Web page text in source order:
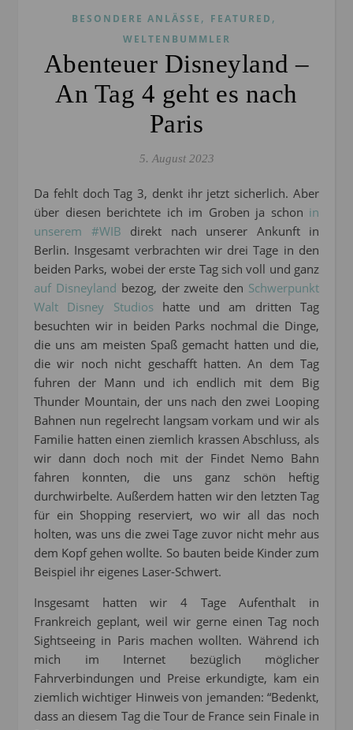
BESONDERE ANLÄSSE , FEATURED ,
WELTENBUMMLER
Abenteuer Disneyland –
An Tag 4 geht es nach
Paris
5. August 2023
Da fehlt doch Tag 3, denkt ihr jetzt sicherlich. Aber
über diesen berichtete ich im Groben ja schon in
unserem #WIB direkt nach unserer Ankunft in
Berlin. Insgesamt verbrachten wir drei Tage in den
beiden Parks, wobei der erste Tag sich voll und ganz
auf Disneyland bezog, der zweite den Schwerpunkt
Walt Disney Studioshatte und am dritten Tag
besuchten wir in beiden Parks nochmal die Dinge,
die uns am meisten Spaß gemacht hatten und die,
die wir noch nicht geschafft hatten. An dem Tag
fuhren der Mann und ich endlich mit dem Big
Thunder Mountain, der uns nach den zwei Looping
Bahnen nun regelrecht langsam vorkam und wir als
Familie hatten einen ziemlich krassen Abschluss, als
wir dann doch noch mit der Findet Nemo Bahn
fahren konnten, die uns ganz schön heftig
durchwirbelte. Außerdem hatten wir den letzten Tag
für ein Shopping reserviert, wo wir all das noch
holten, was uns die zwei Tage zuvor nicht mehr aus
dem Kopf gehen wollte. So bauten beide Kinder zum
Beispiel ihr eigenes Laser-Schwert.
Insgesamt hatten wir 4 Tage Aufenthalt in
Frankreich geplant, weil wir gerne einen Tag noch
Sightseeing in Paris machen wollten. Während ich
mich im Internet bezüglich möglicher
Fahrverbindungen und Preise erkundigte, kam ein
ziemlich wichtiger Hinweis von jemanden: “Bedenkt,
dass an diesem Tag die Tour de France sein Finale in